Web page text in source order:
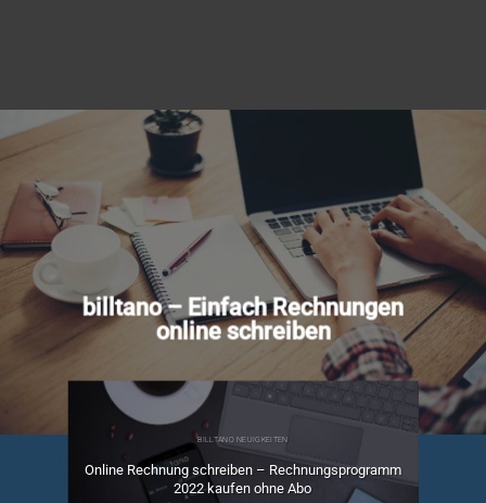
billtano – Einfach Rechnungen
online schreiben
BILLTANO NEUIGKEITEN
Online Rechnung schreiben – Rechnungsprogramm
2022 kaufen ohne Abo